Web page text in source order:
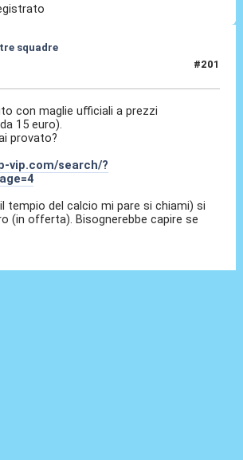
squadre
#201
con maglie ufficiali a prezzi
15 euro).
provato?
vip.com/search/?
tempio del calcio mi pare si chiami) si
(in offerta). Bisognerebbe capire se